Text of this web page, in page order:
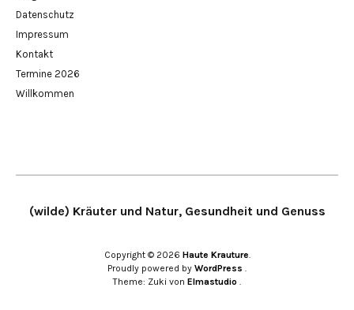
Datenschutz
Impressum
Kontakt
Termine 2026
Willkommen
(wilde) Kräuter und Natur, Gesundheit und Genuss
Copyright © 2026 Haute Krauture
Proudly powered by WordPress
Theme: Zuki von Elmastudio